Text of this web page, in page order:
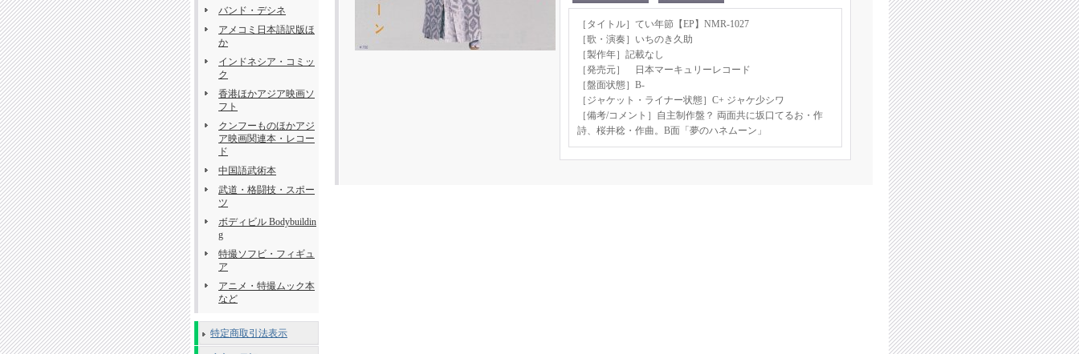
バンド・デシネ
アメコミ日本語訳版ほ
か
インドネシア・コミッ
ク
香港ほかアジア映画ソ
フト
クンフーものほかアジ
ア映画関連本・レコー
ド
中国語武術本
武道・格闘技・スポー
ツ
ボディビル Bodybuildin
g
特撮ソフビ・フィギュ
ア
アニメ・特撮ムック本
など
特定商取引法表示
［タイトル］てい年節【EP】NMR-1027
［歌・演奏］いちのき久助
［製作年］記載なし
［発売元］ 日本マーキュリーレコード
［盤面状態］B-
［ジャケット・ライナー状態］C+ ジャケ少シワ
［備考/コメント］自主制作盤？ 両面共に坂口てるお・作
詩、桜井稔・作曲。B面「夢のハネムーン」